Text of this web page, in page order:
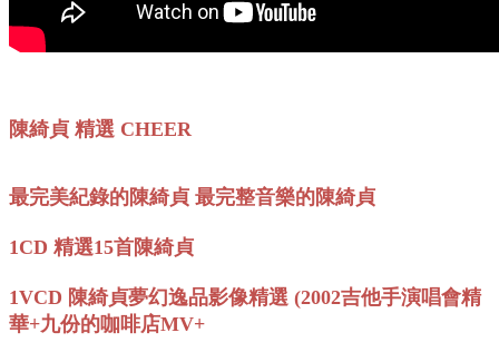
陳綺貞 精選 CHEER
最完美紀錄的陳綺貞 最完整音樂的陳綺貞
1CD 精選15首陳綺貞
1VCD 陳綺貞夢幻逸品影像精選 (2002吉他手演唱會精
華+九份的咖啡店MV+